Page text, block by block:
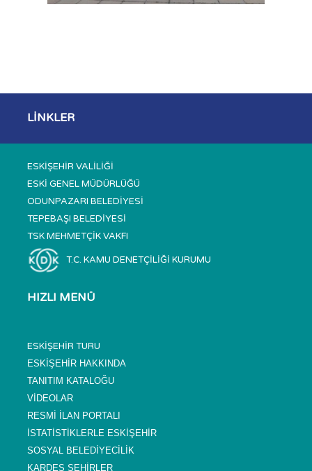
LİNKLER
ESKİŞEHİR VALİLİĞİ
ESKİ GENEL MÜDÜRLÜĞÜ
ODUNPAZARI BELEDİYESİ
TEPEBAŞI BELEDİYESİ
TSK MEHMETÇİK VAKFI
T.C. KAMU DENETÇİLİĞİ KURUMU
HIZLI MENÜ
ESKİŞEHİR TURU
ESKİŞEHİR HAKKINDA
TANITIM KATALOĞU
VİDEOLAR
RESMİ İLAN PORTALI
İSTATİSTİKLERLE ESKİŞEHİR
SOSYAL BELEDİYECİLİK
KARDEŞ ŞEHİRLER